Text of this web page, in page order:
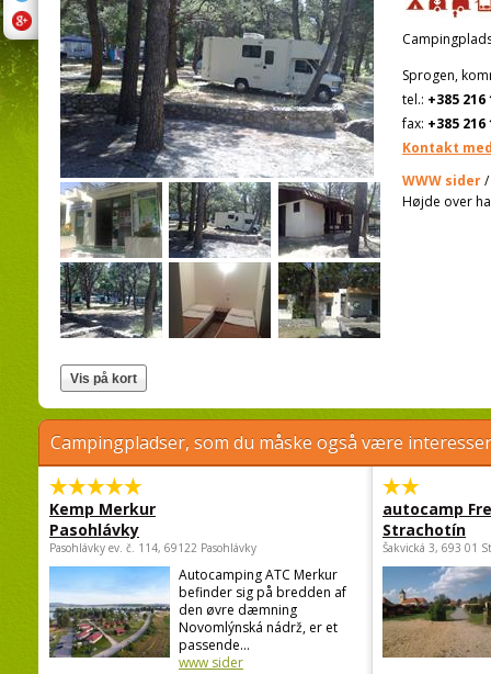
Sprogen,
tel.: +385 216
fax: +385 216
Kontakt
WWW sider/
Højde over
Campingpladser, som du måske også være
Kemp Merkur
Pasohlávky
Pasohlávky ev. č. 114, 69122 Pasohlávky
Autocamping ATC Merkur
befinder sig på bredden af
den øvre dæmning
Novomlýnská nádrž, er et
passende...
www sider
autocamp
Strachotín
Šakvická 3, 693 01